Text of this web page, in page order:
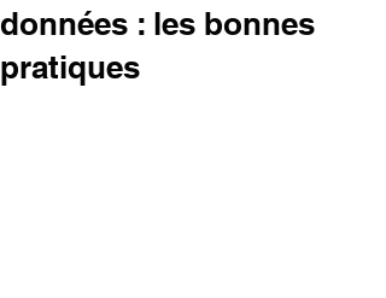
données : les bonnes
pratiques